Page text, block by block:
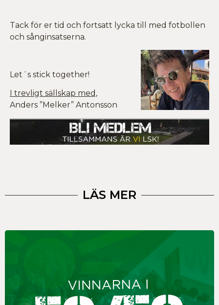
Tack för er tid och fortsatt lycka till med fotbollen
och sånginsatserna.
Let´s stick together!
I trevligt sällskap med,
Anders ”Melker” Antonsson
LÄS MER